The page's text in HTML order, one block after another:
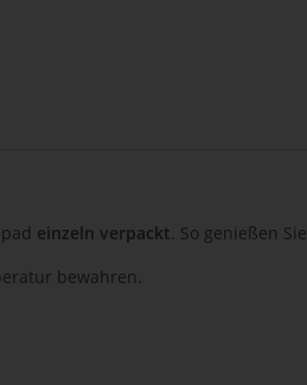
einzeln verpackt. So genießen
bewahren.